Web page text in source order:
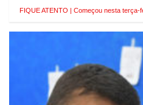
FIQUE ATENTO | Começou nesta terça-